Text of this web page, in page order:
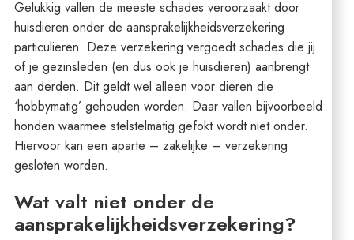
Gelukkig vallen de meeste schades veroorzaakt door
huisdieren onder de aansprakelijkheidsverzekering
particulieren. Deze verzekering vergoedt schades die jij
of je gezinsleden (en dus ook je huisdieren) aanbrengt
aan derden. Dit geldt wel alleen voor dieren die
‘hobbymatig’ gehouden worden. Daar vallen bijvoorbeeld
honden waarmee stelstelmatig gefokt wordt niet onder.
Hiervoor kan een aparte – zakelijke – verzekering
gesloten worden.
Wat valt niet onder de
aansprakelijkheidsverzekering?